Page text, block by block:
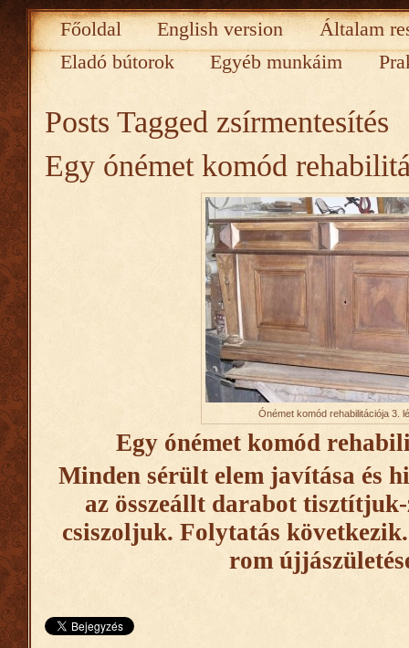
Főoldal English version
Általam
Eladó bútorok
Egyéb munkáim
Posts Tagged zsírmentesítés
Egy ónémet komód
Ónémet komód rehabilitációja 3.
Egy ónémet komód
Minden sérült elem javítása és
az összeállt darabot
csiszoljuk. Folytatás
rom